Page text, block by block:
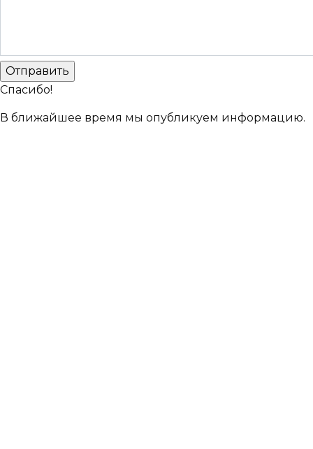
Спасибо!
В ближайшее время мы опубликуем информацию.